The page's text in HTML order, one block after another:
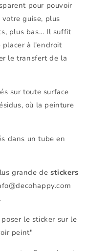
pour pouvoir
guise, plus
plus bas... Il suffit
à l'endroit
le transfert de la
sur toute surface
où la peinture
dans un tube en
grande de stickers
le sticker sur le
peint"